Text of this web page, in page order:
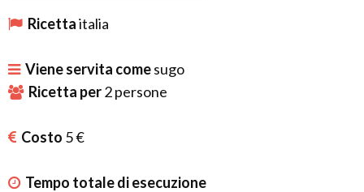
Ricettaitalia
Viene servita comesugo
Ricetta per2persone
Costo 5 €
Tempo totale di esecuzione